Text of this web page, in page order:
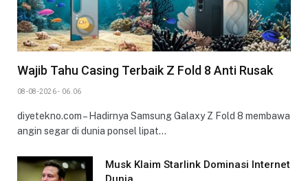
Wajib Tahu Casing Terbaik Z Fold 8 Anti Rusak
08-08-2026 - 06.06
diyetekno.com – Hadirnya Samsung Galaxy Z Fold 8 membawa
angin segar di dunia ponsel lipat…
Musk Klaim Starlink Dominasi Internet